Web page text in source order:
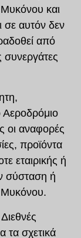
Μυκόνου και
σε αυτόν δεν
από
συνεργάτες
Αεροδρόμιο
αναφορές
προϊόντα
εταιρικής ή
σύσταση ή
Μυκόνου.
τα σχετικά